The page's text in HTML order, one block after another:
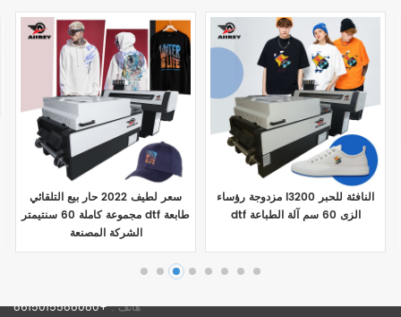
سعر لطيف 2022 حار بيع التلقائي
مجموعة كاملة 60 سنتيمتر dtf طابعة
الشركة المصنعة
عرض التفاصيل
مزدوجة رؤساء I3200 النافثة للحبر
dtf الزى 60 سم آلة الطباعة
عرض التفاصيل هاتف :+8615015588080